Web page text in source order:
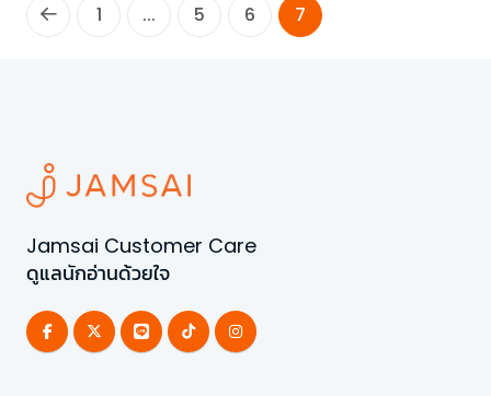
1 ... 5 6 7
Jamsai Customer Care
ดูแลนักอ่านด้วยใจ